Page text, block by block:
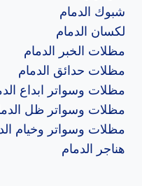
شبوك الدمام
لكسان الدمام
مظلات الخبر الدمام
مظلات حدائق الدمام
مظلات وسواتر ابداع
مظلات وسواتر ظل
مظلات وسواتر وخيام
هناجر الدمام